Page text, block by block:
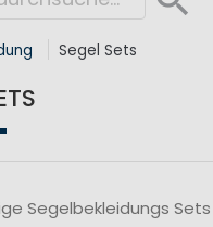
Segel Sets
Segelbekleidungs Sets